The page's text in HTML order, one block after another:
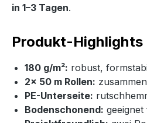
in 1–3 Tagen.
Produkt-Highlights
180 g/m²: robust,
2× 50 m Rollen:
PE-Unterseite:
Bodenschonend: